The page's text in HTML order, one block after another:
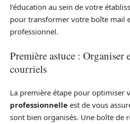
l’éducation au sein de votre
pour transformer votre boîte mail
professionnel.
Première astuce : Organiser
courriels
La première étape pour optimiser
professionnelle est de vous
sont bien organisés. Une boîte de